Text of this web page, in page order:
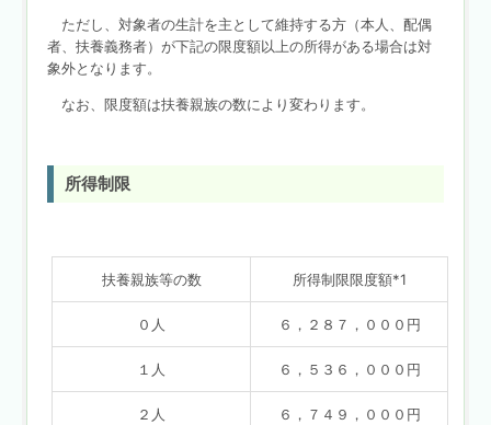
ただし、対象者の生計を主として維持する方（本人、配偶
者、扶養義務者）が下記の限度額以上の所得がある場合は対
象外となります。
なお、限度額は扶養親族の数により変わります。
所得制限
扶養親族等の数 所得制限限度額*1
０人 ６，２８７，０００円
１人 ６，５３６，０００円
２人 ６，７４９，０００円